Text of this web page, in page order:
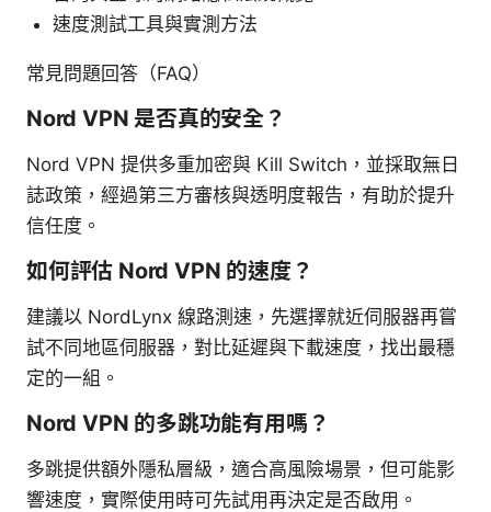
速度測試工具與實測方法
常見問題回答（FAQ）
Nord VPN 是否真的安全？
Nord VPN 提供多重加密與 Kill Switch，並採取無日
誌政策，經過第三方審核與透明度報告，有助於提升
信任度。
如何評估 Nord VPN 的速度？
建議以 NordLynx 線路測速，先選擇就近伺服器再嘗
試不同地區伺服器，對比延遲與下載速度，找出最穩
定的一組。
Nord VPN 的多跳功能有用嗎？
多跳提供額外隱私層級，適合高風險場景，但可能影
響速度，實際使用時可先試用再決定是否啟用。